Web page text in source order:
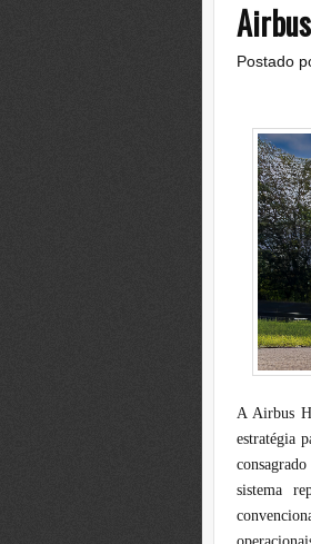
Postado
A Airbus
estratégia
sistema